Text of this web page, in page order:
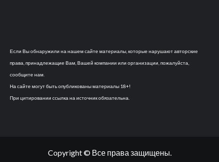
Если Вы обнаружили на нашем сайте материалы, которые нарушают авторские
права, принадлежащие Вам, Вашей компании или организации, пожалуйста,
сообщите нам.
На сайте могут быть опубликованы материалы 18+!
При цитировании ссылка на источник обязательна.
Copyright © Все права защищены.